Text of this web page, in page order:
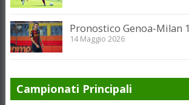
Pronostico Genoa-Milan
14 Maggio 2026
Campionati Principali